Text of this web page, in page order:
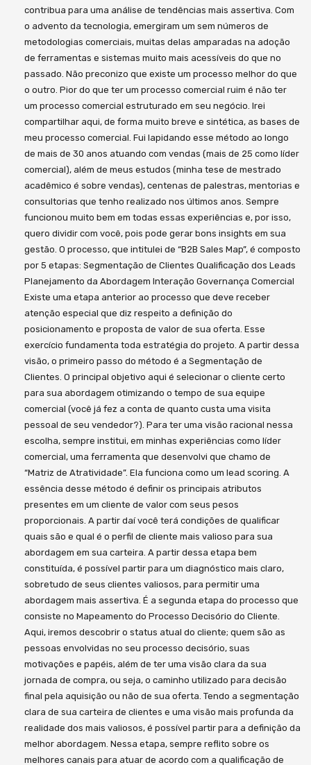
contribua para uma análise de tendências mais assertiva. Com
o advento da tecnologia, emergiram um sem números de
metodologias comerciais, muitas delas amparadas na adoção
de ferramentas e sistemas muito mais acessíveis do que no
passado. Não preconizo que existe um processo melhor do que
o outro. Pior do que ter um processo comercial ruim é não ter
um processo comercial estruturado em seu negócio. Irei
compartilhar aqui, de forma muito breve e sintética, as bases de
meu processo comercial. Fui lapidando esse método ao longo
de mais de 30 anos atuando com vendas (mais de 25 como líder
comercial), além de meus estudos (minha tese de mestrado
acadêmico é sobre vendas), centenas de palestras, mentorias e
consultorias que tenho realizado nos últimos anos. Sempre
funcionou muito bem em todas essas experiências e, por isso,
quero dividir com você, pois pode gerar bons insights em sua
gestão. O processo, que intitulei de “B2B Sales Map”, é composto
por 5 etapas: Segmentação de Clientes Qualificação dos Leads
Planejamento da Abordagem Interação Governança Comercial
Existe uma etapa anterior ao processo que deve receber
atenção especial que diz respeito a definição do
posicionamento e proposta de valor de sua oferta. Esse
exercício fundamenta toda estratégia do projeto. A partir dessa
visão, o primeiro passo do método é a Segmentação de
Clientes. O principal objetivo aqui é selecionar o cliente certo
para sua abordagem otimizando o tempo de sua equipe
comercial (você já fez a conta de quanto custa uma visita
pessoal de seu vendedor?). Para ter uma visão racional nessa
escolha, sempre institui, em minhas experiências como líder
comercial, uma ferramenta que desenvolvi que chamo de
“Matriz de Atratividade”. Ela funciona como um lead scoring. A
essência desse método é definir os principais atributos
presentes em um cliente de valor com seus pesos
proporcionais. A partir daí você terá condições de qualificar
quais são e qual é o perfil de cliente mais valioso para sua
abordagem em sua carteira. A partir dessa etapa bem
constituída, é possível partir para um diagnóstico mais claro,
sobretudo de seus clientes valiosos, para permitir uma
abordagem mais assertiva. É a segunda etapa do processo que
consiste no Mapeamento do Processo Decisório do Cliente.
Aqui, iremos descobrir o status atual do cliente; quem são as
pessoas envolvidas no seu processo decisório, suas
motivações e papéis, além de ter uma visão clara da sua
jornada de compra, ou seja, o caminho utilizado para decisão
final pela aquisição ou não de sua oferta. Tendo a segmentação
clara de sua carteira de clientes e uma visão mais profunda da
realidade dos mais valiosos, é possível partir para a definição da
melhor abordagem. Nessa etapa, sempre reflito sobre os
melhores canais para atuar de acordo com a qualificação de